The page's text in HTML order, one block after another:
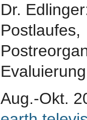
Dr.
Postlaufes,
Aug.-Okt.